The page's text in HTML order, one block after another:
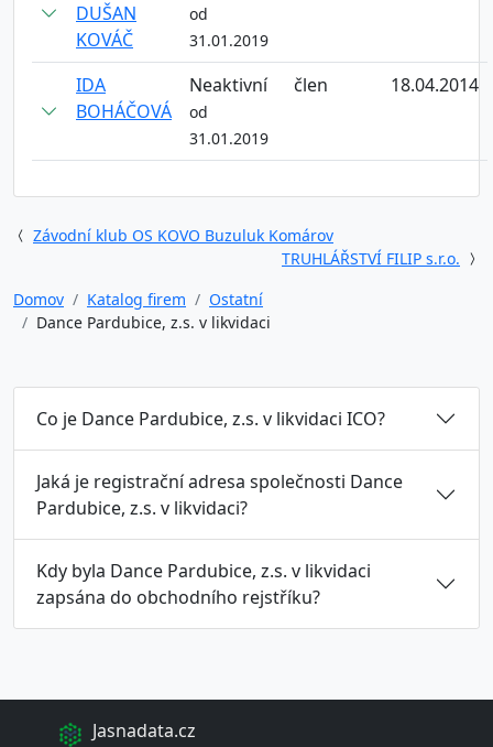
DUŠAN
KOVÁČ
od
31.01.2019
IDA
BOHÁČOVÁ
Neaktivní
od
31.01.2019
člen 18.04.2014
Závodní klub OS KOVO Buzuluk Komárov
TRUHLÁŘSTVÍ FILIP s.r.o.
Domov
Katalog firem
Ostatní
Dance Pardubice, z.s. v likvidaci
Co je Dance Pardubice, z.s. v likvidaci ICO?
Jaká je registrační adresa společnosti Dance
Pardubice, z.s. v likvidaci?
Kdy byla Dance Pardubice, z.s. v likvidaci
zapsána do obchodního rejstříku?
Jasnadata.cz